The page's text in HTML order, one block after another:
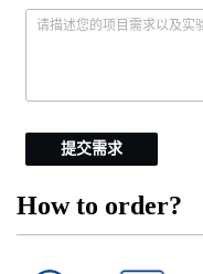
提交需求
How to order?